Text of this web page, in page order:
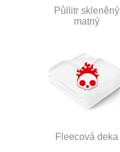
Půllitr skleněný
matný
Fleecová deka